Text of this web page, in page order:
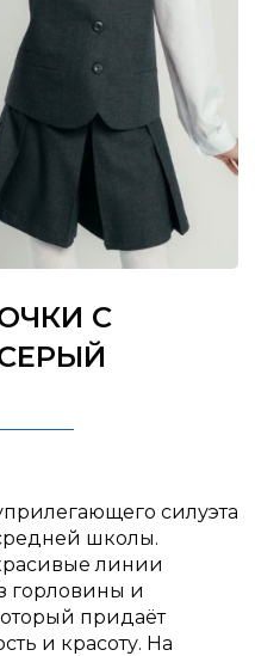
С
силуэта
школы.
линии
горловины и
придаёт
и красоту. На